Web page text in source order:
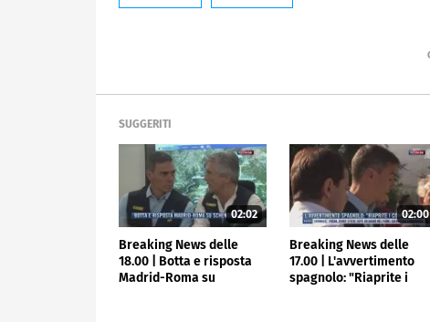
SUGGERITI
02:02
Breaking News delle
18.00 | Botta e risposta
Madrid-Roma su
02:00
Breaking News delle
17.00 | L'avvertimento
spagnolo: "Riaprite i